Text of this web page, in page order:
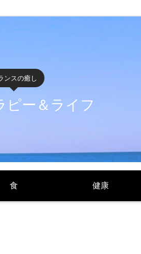
ンスの癒し
ピー＆ライフ
食 健康